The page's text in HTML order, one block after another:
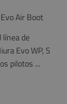
Air Boot
línea de
Evo WP, S
pilotos ...